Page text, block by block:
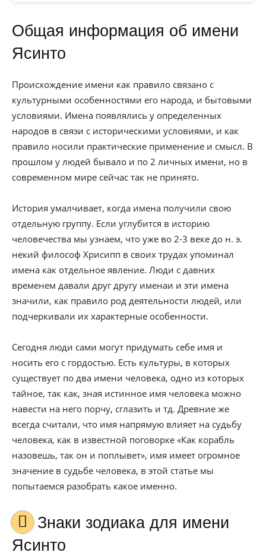
Общая информация об имени
Ясинто
Происхождение имени как правило связано с
культурными особенностями его народа, и бытовыми
условиями. Имена появлялись у определенных
народов в связи с историческими условиями, и как
правило носили практические применение и смысл. В
прошлом у людей бывало и по 2 личных имени, но в
современном мире сейчас так не принято.
История умалчивает, когда имена получили свою
отдельную группу. Если углубится в историю
человечества мы узнаем, что уже во 2-3 веке до н. э.
некий философ Хрисипп в своих трудах упоминал
имена как отдельное явление. Люди с давних
временем давали друг другу именаи и эти имена
значили, как правило род деятельности людей, или
подчеркивали их характерные особенности.
Сегодня люди сами могут придумать себе имя и
носить его с гордостью. Есть культуры, в которых
существует по два имени человека, одно из которых
тайное, так как, зная истинное имя человека можно
навести на него порчу, сглазить и тд. Древние же
всегда считали, что имя напрямую влияет на судьбу
человека, как в известной поговорке «Как корабль
назовешь, так он и поплывет», имя имеет огромное
значение в судьбе человека, в этой статье мы
попытаемся разобрать какое именно.
Знаки зодиака для имени
Ясинто